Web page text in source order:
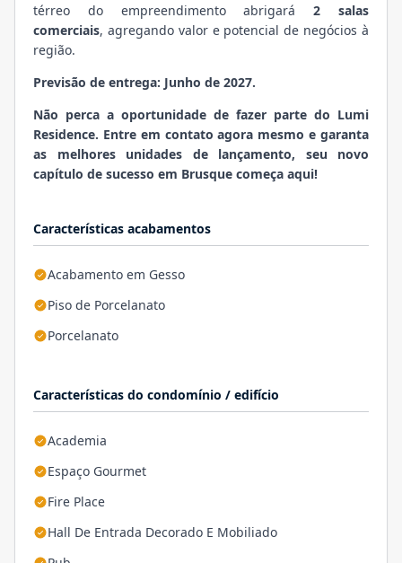
Características acabamentos
Acabamento em Gesso
Piso de Porcelanato
Porcelanato
Características do condomínio / edifício
Academia
Espaço Gourmet
Fire Place
Hall De Entrada Decorado E Mobiliado
térreo do empreendimento abrigará2 salas
comerciais, agregando valor e potencial de negócios à
região.
Previsão de entrega: Junho de 2027.
Não perca a oportunidade de fazer parte do Lumi
Residence. Entre em contato agora mesmo e garanta
as melhores unidades de lançamento, seu novo
capítulo de sucesso em Brusque começa aqui!